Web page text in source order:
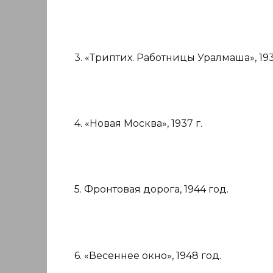
3. «Триптих. Работницы Уралмаша»,
4. «Новая Москва», 1937 г.
5. Фронтовая дорога, 1944 год.
6. «Весеннее окно», 1948 год.